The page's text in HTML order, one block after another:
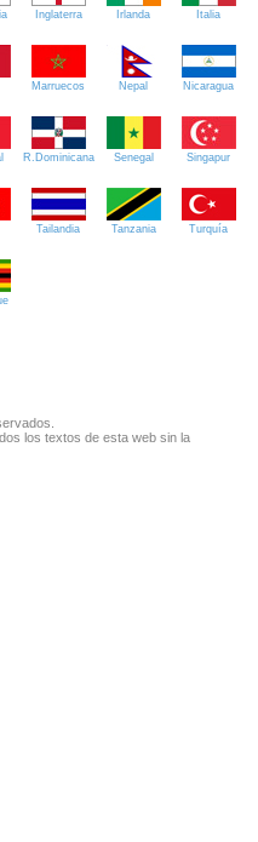
Inglaterra Irlanda Italia
Marruecos Nepal Nicaragua
R.Dominicana Senegal Singapur
Tailandia Tanzania Turquía
los textos de esta web sin la